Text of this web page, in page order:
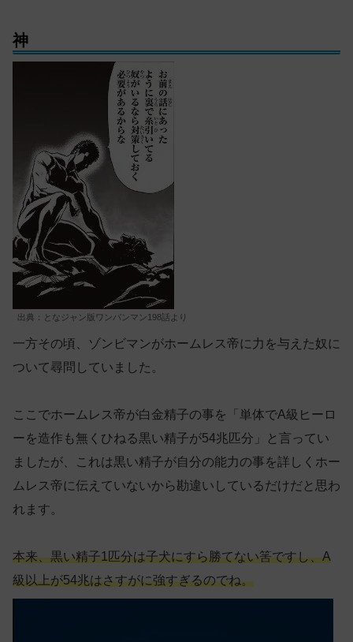
神
出典：となジャン版ワンパンマン198話より
一方その頃、ゾンビマンがホームレス帝に力を与えた奴に
ついて尋問していました。
ここでホームレス帝が白金精子の事を「単体でA級ヒーロ
ーを造作も無くひねる黒い精子が54兆匹分」と言ってい
ましたが、これは黒い精子が自分の能力の事を詳しくホー
ムレス帝に伝えていないから勘違いしているだけだと思わ
れます。
本来、黒い精子1匹分は子犬にすら勝てない筈ですし、A
級以上が54兆はさすがに強すぎるのでね。